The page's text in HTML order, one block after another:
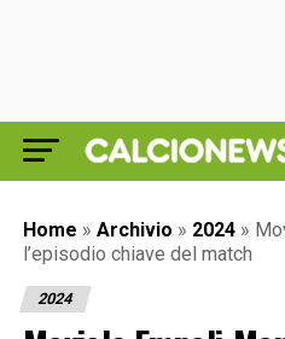
Home » Archivio » 2024 »
l’episodio chiave del match
2024